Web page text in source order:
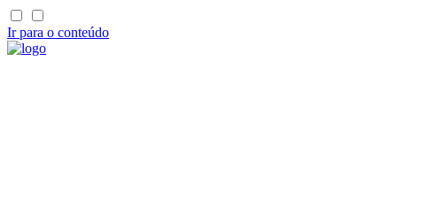
Ir para o conteúdo